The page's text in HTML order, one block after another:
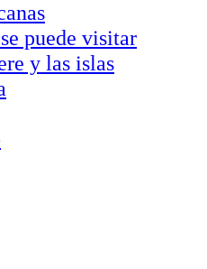
puede visitar
y las islas